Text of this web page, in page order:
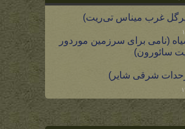
پرگل غرب میناس تی‌ریت)
(نامی برای سرزمین موردور
سائورون)
شرقی شایر)